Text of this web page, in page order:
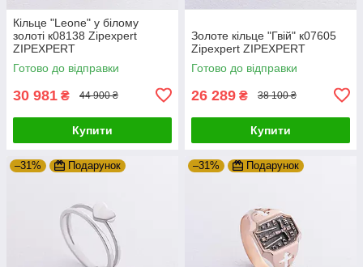
Кільце "Leone" у білому
золоті к08138 Zipexpert
ZIPEXPERT
Готово до відправки
30 981 ₴ 44 900 ₴
Купити
Золоте кільце "Гвій" к07605
Zipexpert ZIPEXPERT
Готово до відправки
26 289 ₴ 38 100 ₴
Купити
–31% Подарунок –31% Подарунок